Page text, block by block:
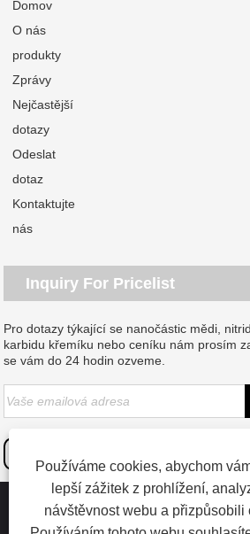
Domov
O nás
produkty
Zprávy
Nejčastější
dotazy
Odeslat
dotaz
Kontaktujte
nás
Inquiry For Pricelist
Pro dotazy týkající se nanočástic mědi,
karbidu křemíku nebo ceníku nám prosím
se vám do 24 hodin ozveme.
Copyright © 2023 Dongguan SAT
Používáme cookies, abychom
lepší zážitek z prohlížení,
návštěvnost webu a přizpůsobili